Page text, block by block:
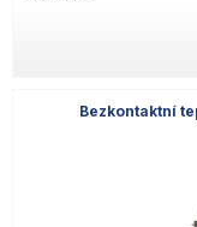
Bezkontaktní